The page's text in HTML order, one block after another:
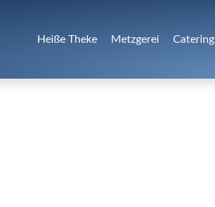
Heiße Theke Metzgerei Catering